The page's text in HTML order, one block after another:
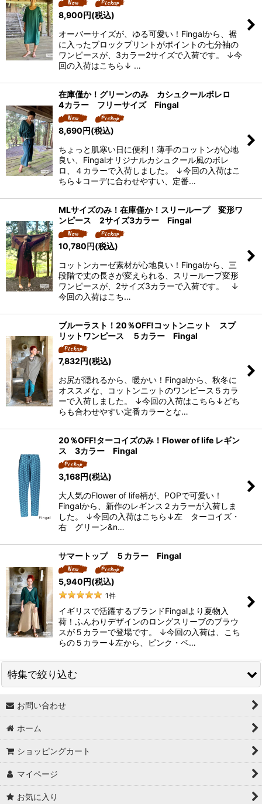
8,900円(税込)
オーバーサイズが、ゆる可愛い！Fingalから、裾
に入ったブロックプリントがポイントの七分袖の
ワンピースが、3カラー2サイズで入荷です。 ↓今
回の入荷はこちら↓ …
在庫僅か！グリーンのみ カシュクールボレロ
4カラー フリーサイズ Fingal
8,690円(税込)
ちょっと肌寒い日に便利！薄手のコットンが心地
良い、Fingalオリジナルカシュクール風のボレ
ロ、４カラーで入荷しました。 ↓今回の入荷はこ
ちら↓コーデに合わせやすい、定番…
MLサイズのみ！在庫僅か！スリーループ 変形ワ
ンピース 2サイズ3カラー Fingal
10,780円(税込)
コットンカーゼ素材が心地良い！Fingalから、三
段階で丈の長さが変えられる、スリーループ変形
ワンピースが、2サイズ3カラーで入荷です。 ↓
今回の入荷はこち…
ブルーラスト！20％OFF!コットンニット スプ
リットワンピース ５カラー Fingal
7,832円(税込)
お尻が隠れるから、暖かい！Fingalから、秋冬に
オススメな、コットンニットのワンピース５カラ
ーで入荷しました。 ↓今回の入荷はこちら↓どち
らも合わせやすい定番カラーとな…
20％OFF!ターコイズのみ！Flower of life レギン
ス 3カラー Fingal
3,168円(税込)
大人気のFlower of life柄が、POPで可愛い！
Fingalから、新作のレギンス２カラーが入荷しま
した。 ↓今回の入荷はこちら↓左 ターコイズ・
右 グリーン&n…
サマートップ ５カラー Fingal
5,940円(税込)
1件
イギリスで活躍するブランドFingalより夏物入
荷！ふんわりデザインのロングスリーブのブラウ
スが５カラーで登場です。 ↓今回の入荷は、こち
らの５カラー↓左から、ピンク・ベ…
特集で絞り込む
↓ 特集 ↓
★最大６０％OFF SALE★
★BODYコレクション！
お問い合わせ
ホーム
ショッピングカート
マイページ
お気に入り